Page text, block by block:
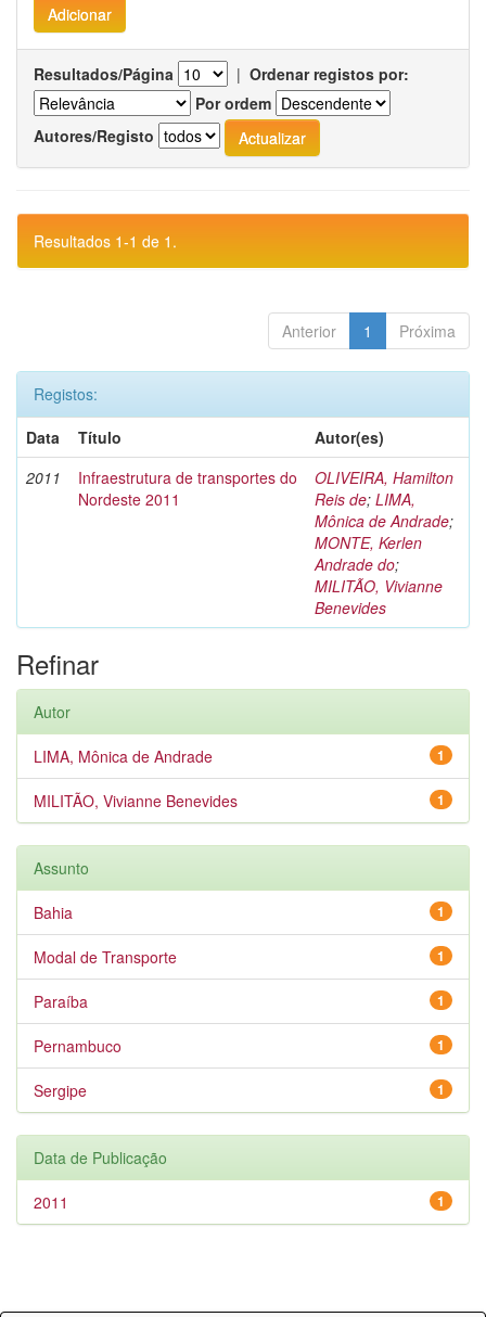
Resultados/Página | Ordenar registos por:
Por ordem
Autores/Registo
Resultados 1-1 de 1.
Anterior 1 Próxima
Registos:
Data
Título
Autor(es)
2011
Infraestrutura de transportes do
Nordeste 2011
OLIVEIRA, Hamilton
Reis de; LIMA,
Mônica de Andrade;
MONTE, Kerlen
Andrade do;
MILITÃO, Vivianne
Benevides
Refinar
Autor
1
LIMA, Mônica de Andrade
1
MILITÃO, Vivianne Benevides
Assunto
1
Bahia
1
Modal de Transporte
1
Paraíba
1
Pernambuco
1
Sergipe
Data de Publicação
1
2011